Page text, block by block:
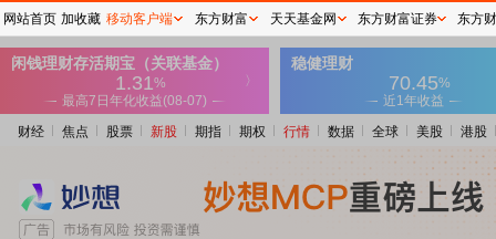
财经 焦点 股票 新股 期指 期权 行情 数据 全球 美股 港股
网站首页 加收藏 移动客户端 东方财富 天天基金网 东方财富证券 东方